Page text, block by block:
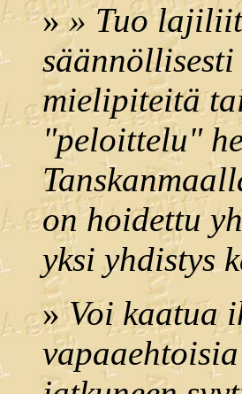
»» Tuo
mielipiteitä
"peloittelu"
on hoidettu
yksi yhdistys
»Voi kaatua